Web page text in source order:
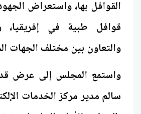
القوافل بها، واستعراض
قوافل طبية في إفريقيا،
والتعاون بين مختلف الجهات
واستمع المجلس إلى عرض
سالم مدير مركز الخدمات